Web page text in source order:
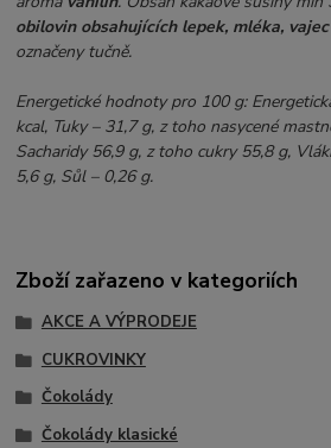
obilovin obsahujících lepek, mléka,
označeny tučně.
Energetické hodnoty pro 100 g:
kcal, Tuky – 31,7 g, z toho nasycené
Sacharidy 56,9 g, z toho cukry 55,8 g,
5,6 g, Sůl – 0,26 g.
Zboží zařazeno v kategoriích
AKCE A VÝPRODEJE
CUKROVINKY
Čokolády
Čokolády klasické